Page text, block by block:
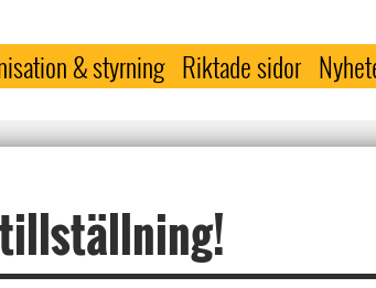
& styrning Riktade sidor